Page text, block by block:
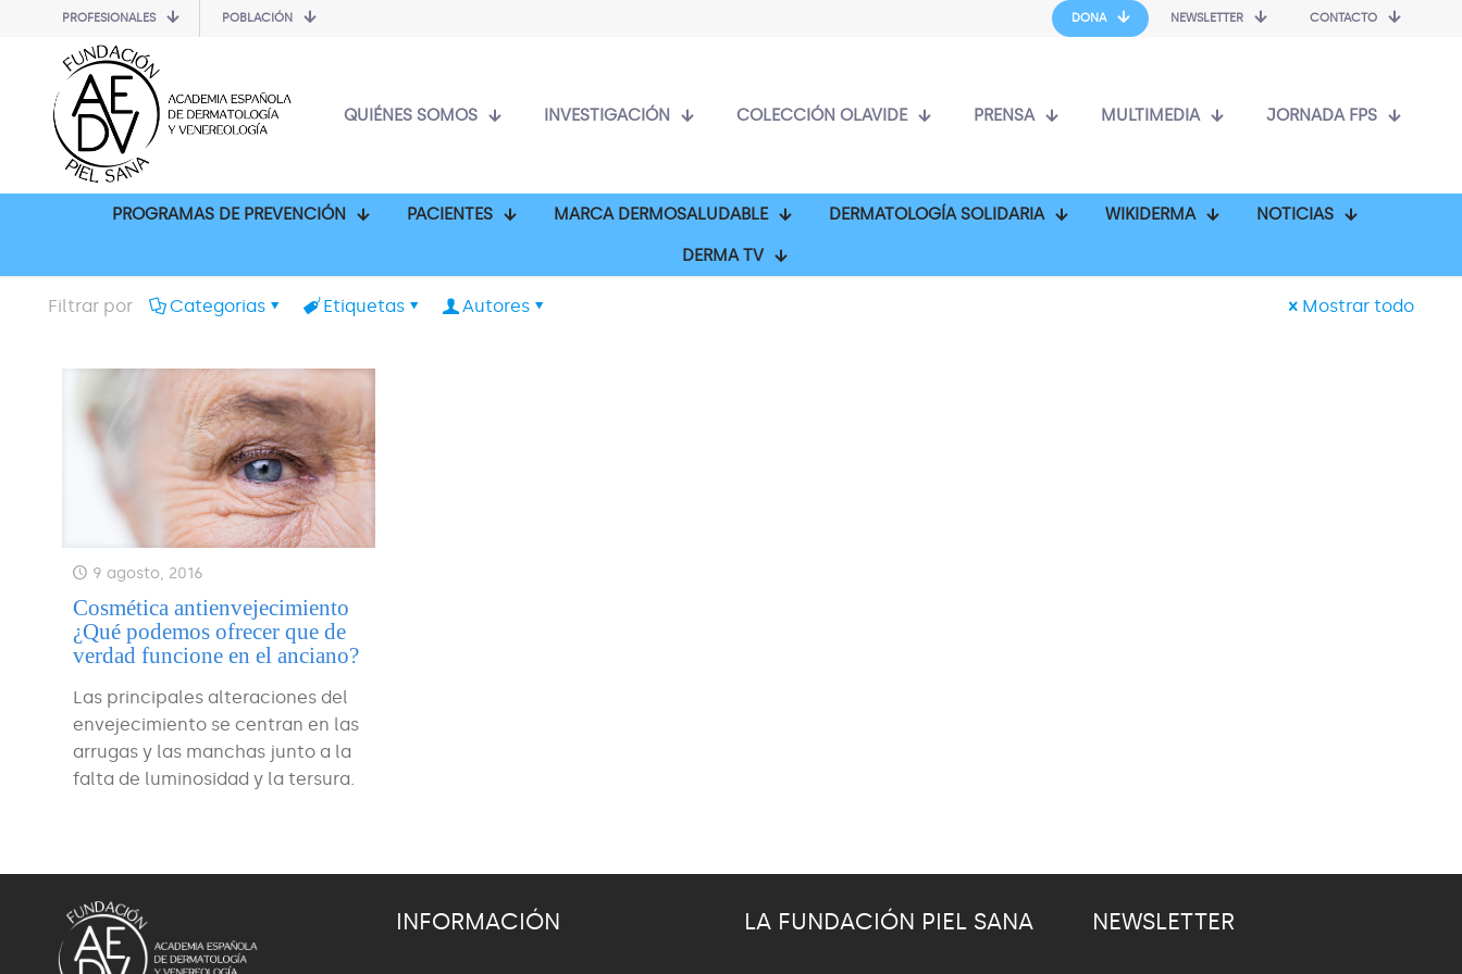
PROFESIONALES POBLACIÓN DONA NEWSLETTER CONTACTO
QUIÉNES SOMOS INVESTIGACIÓN COLECCIÓN OLAVIDE PRENSA MULTIMEDIA JORNADA FPS
PROGRAMAS DE PREVENCIÓN PACIENTES MARCA DERMOSALUDABLE DERMATOLOGÍA SOLIDARIA WIKIDERMA NOTICIAS
DERMA TV
Filtrar por Categorias Etiquetas Autores Mostrar todo
9 agosto, 2016
Cosmética antienvejecimiento
¿Qué podemos ofrecer que de
verdad funcione en el anciano?
Las principales alteraciones del
envejecimiento se centran en las
arrugas y las manchas junto a la
falta de luminosidad y la tersura.
INFORMACIÓN LA FUNDACIÓN PIEL SANA NEWSLETTER